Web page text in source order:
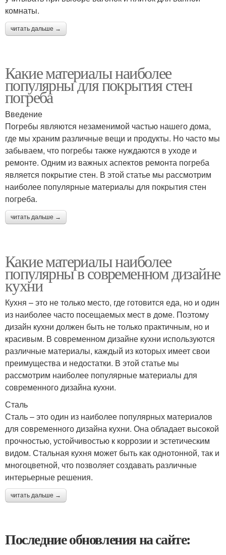
комнаты.
читать дальше →
Какие материалы наиболее
популярны для покрытия стен
погреба
Введение
Погребы являются незаменимой частью нашего дома,
где мы храним различные вещи и продукты. Но часто мы
забываем, что погребы также нуждаются в уходе и
ремонте. Одним из важных аспектов ремонта погреба
является покрытие стен. В этой статье мы рассмотрим
наиболее популярные материалы для покрытия стен
погреба.
читать дальше →
Какие материалы наиболее
популярны в современном дизайне
кухни
Кухня – это не только место, где готовится еда, но и один
из наиболее часто посещаемых мест в доме. Поэтому
дизайн кухни должен быть не только практичным, но и
красивым. В современном дизайне кухни используются
различные материалы, каждый из которых имеет свои
преимущества и недостатки. В этой статье мы
рассмотрим наиболее популярные материалы для
современного дизайна кухни.
Сталь
Сталь – это один из наиболее популярных материалов
для современного дизайна кухни. Она обладает высокой
прочностью, устойчивостью к коррозии и эстетическим
видом. Стальная кухня может быть как однотонной, так и
многоцветной, что позволяет создавать различные
интерьерные решения.
читать дальше →
Последние обновления на сайте: